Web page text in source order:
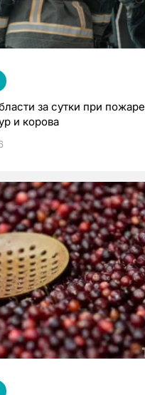
за сутки при пожаре
и корова